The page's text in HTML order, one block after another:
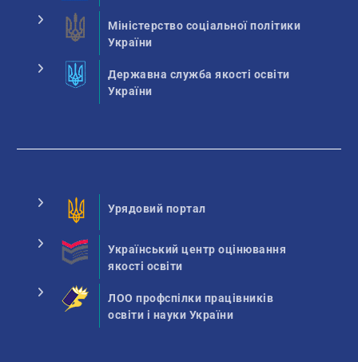
Міністерство соціальної політики
України
Державна служба якості освіти
України
Урядовий портал
Український центр оцінювання
якості освіти
ЛОО профспілки працівників
освіти і науки України